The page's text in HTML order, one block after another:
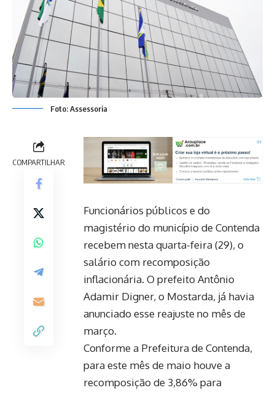
Foto: Assessoria
COMPARTILHAR
Funcionários públicos e do
magistério do município de Contenda
recebem nesta quarta-feira (29), o
salário com recomposição
inflacionária. O prefeito Antônio
Adamir Digner, o Mostarda, já havia
anunciado esse reajuste no mês de
março.
Conforme a Prefeitura de Contenda,
para este mês de maio houve a
recomposição de 3,86% para